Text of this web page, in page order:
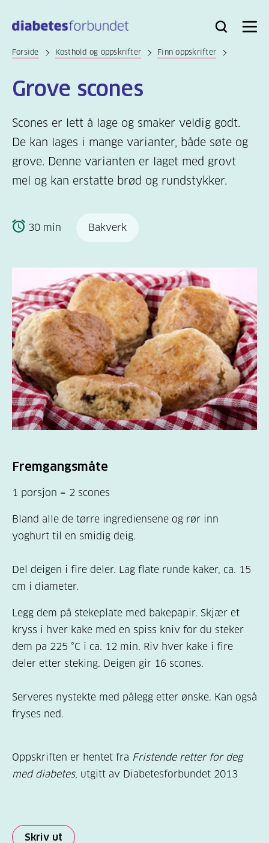
hovedinnhold
Bli
Logg
Søk Meny
Forside Kosthold og oppskrifter Finn oppskrifter
Grove scones
Scones er lett å lage og smaker veldig godt.
De kan lages i mange varianter, både søte og
grove. Denne varianten er laget med grovt
mel og kan erstatte brød og rundstykker.
30 min Bakverk
Fremgangsmåte
1 porsjon = 2 scones
Bland alle de tørre ingrediensene og rør inn
yoghurt til en smidig deig.
Del deigen i fire deler. Lag flate runde kaker, ca. 15
cm i diameter.
Legg dem på stekeplate med bakepapir. Skjær et
kryss i hver kake med en spiss kniv for du steker
dem pa 225 °C i ca. 12 min. Riv hver kake i fire
deler etter steking. Deigen gir 16 scones.
Serveres nystekte med pålegg etter ønske. Kan også
fryses ned.
Oppskriften er hentet fra Fristende retter for deg
med diabetes, utgitt av Diabetesforbundet 2013
Skriv ut